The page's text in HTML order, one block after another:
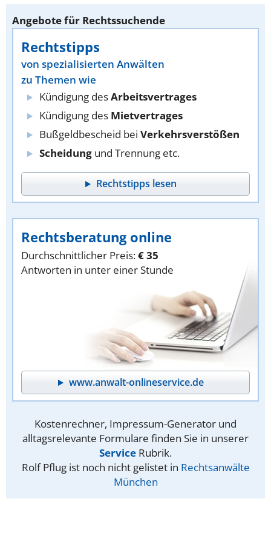
Angebote für Rechtssuchende
Rechtstipps
von spezialisierten Anwälten
zu Themen wie
Kündigung desArbeitsvertrages
Kündigung des Mietvertrages
Bußgeldbescheid bei Verkehrsverstößen
Scheidung und Trennung etc.
Rechtstipps lesen
Rechtsberatung online
Durchschnittlicher Preis:€ 35
Antworten in unter einer Stunde
www.anwalt-onlineservice.de
Kostenrechner, Impressum-Generator und
alltagsrelevante Formulare finden Sie in unserer
Service Rubrik.
Rolf Pflug ist noch nicht gelistet in Rechtsanwälte
München